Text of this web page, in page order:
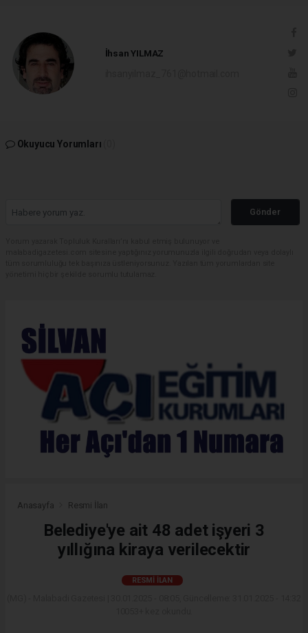
İhsan YILMAZ
Okuyucu Yorumları
Gönder
Anasayfa Resmi İlan
Belediye'ye ait 48 adet işyeri 3
yıllığına kiraya verilecektir
RESMI İLAN